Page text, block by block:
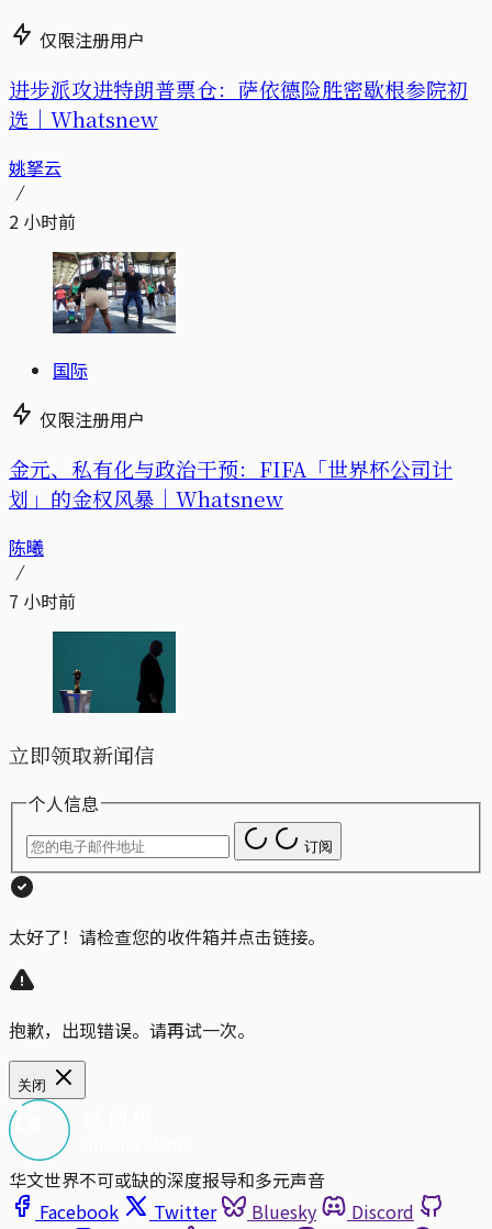
仅限注册用户
进步派攻进特朗普票仓：萨依德险胜密歇根参院初
选｜Whatsnew
姚拏云
2 小时前
国际
仅限注册用户
金元、私有化与政治干预：FIFA「世界杯公司计
划」的金权风暴｜Whatsnew
陈曦
7 小时前
立即领取新闻信
个人信息
订阅
太好了！请检查您的收件箱并点击链接。
抱歉，出现错误。请再试一次。
关闭
华文世界不可或缺的深度报导和多元声音
Facebook
Twitter Bluesky
Discord